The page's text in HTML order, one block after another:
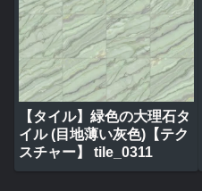
【タイル】緑色の大理石タ
イル (目地薄い灰色)【テク
スチャー】 tile_0311